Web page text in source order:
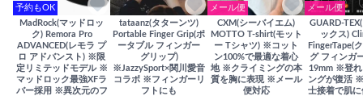
予約もOK
MadRock(マッドロッ
ク) Remora Pro
ADVANCED(レモラ プ
ロ アドバンスト) ※限
定リミテッドモデル ※
マッドロック最強XFラ
バー採用 ※異次元のフ
tataanz(タターンツ)
Portable Finger Grip(ポ
ータブル フィンガー
グリップ)
※JazzySport×関川愛音
コラボ ※フィンガーリ
フトにも
メール便
CXM(シーバイエム)
MOTTO T-shirt(モット
ー Tシャツ) ※コット
ン100%で最適な着心
地 ※クライミングの本
質を胸に表現 ※メール
便対応
メール便
GUARD-
ックス)
FingerTape(
グ フィンガ
19mm ※登れ
ングが復活
士接着で肌